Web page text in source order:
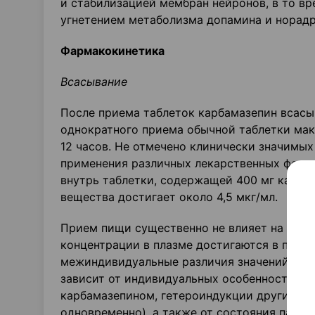
и стабилизацией мембран нейронов, в то
угнетением метаболизма допамина и
Фармакокинетика
Всасывание
После приема таблеток карбамазепин
однократного приема обычной таблетки
12 часов. Не отмечено клинически
применения различных лекарственных
внутрь таблетки, содержащей 400 мг
вещества достигает около 4,5 мкг/мл.
Прием пищи существенно не влияет на
концентрации в плазме достигаются в
межиндивидуальные различия значений
зависит от индивидуальных особенностей
карбамазепином, гетероиндукции другими
одновременно), а также от состояния